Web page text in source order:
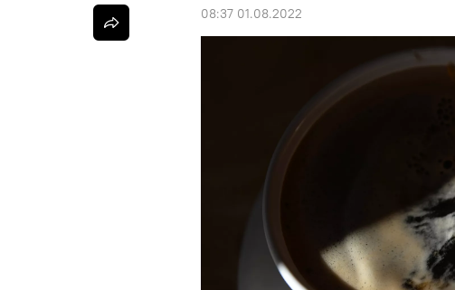
08:37 01.08.2022